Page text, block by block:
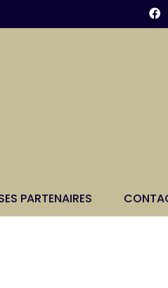
PARTENAIRES